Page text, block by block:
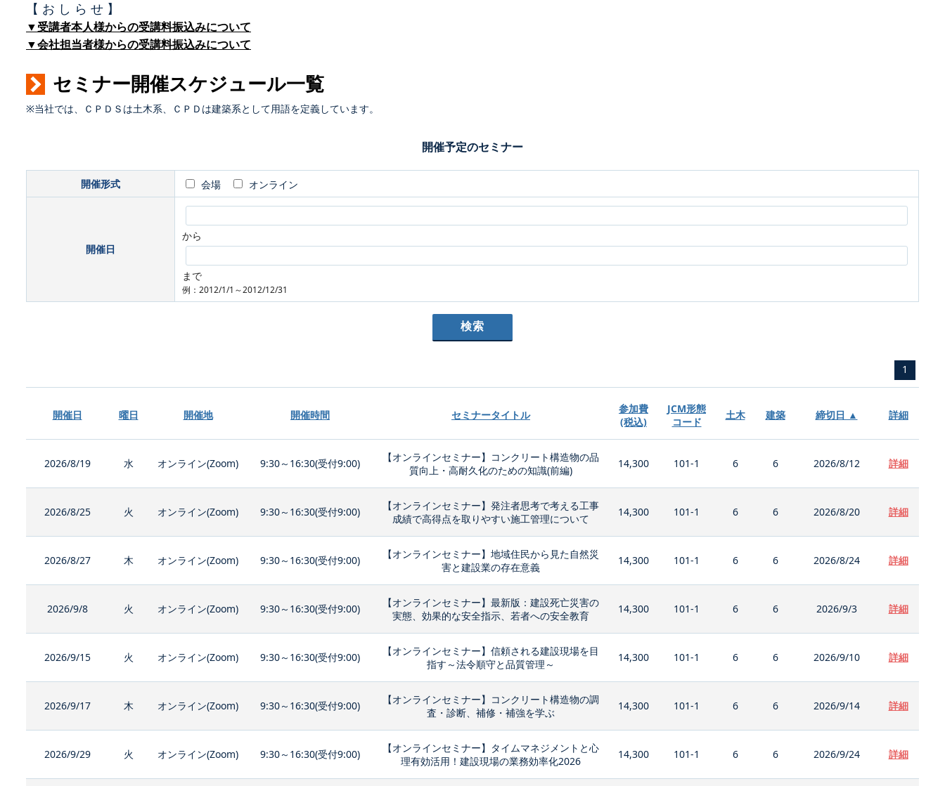
【 お し ら せ 】
▼受講者本人様からの受講料振込みについて
▼会社担当者様からの受講料振込みについて
セミナー開催スケジュール一覧
※当社では、ＣＰＤＳは土木系、ＣＰＤは建築系として用語を定義しています。
開催予定のセミナー
開催形式 会場 オンライン
開催日
から
まで
例：2012/1/1～2012/12/31
1
開催日 曜日 開催地 開催時間 セミナータイトル
参加費
(税込)
JCM形態
コード
土木 建築 締切日 ▲ 詳細
2026/8/19 水 オンライン(Zoom) 9:30～16:30(受付9:00)
【オンラインセミナー】コンクリート構造物の品
質向上・高耐久化のための知識(前編)
14,300 101-1 6 6 2026/8/12 詳細
2026/8/25 火 オンライン(Zoom) 9:30～16:30(受付9:00)
【オンラインセミナー】発注者思考で考える工事
成績で高得点を取りやすい施工管理について
14,300 101-1 6 6 2026/8/20 詳細
2026/8/27 木 オンライン(Zoom) 9:30～16:30(受付9:00)
【オンラインセミナー】地域住民から見た自然災
害と建設業の存在意義
14,300 101-1 6 6 2026/8/24 詳細
2026/9/8 火 オンライン(Zoom) 9:30～16:30(受付9:00)
【オンラインセミナー】最新版：建設死亡災害の
実態、効果的な安全指示、若者への安全教育
14,300 101-1 6 6 2026/9/3 詳細
2026/9/15 火 オンライン(Zoom) 9:30～16:30(受付9:00)
【オンラインセミナー】信頼される建設現場を目
指す～法令順守と品質管理～
14,300 101-1 6 6 2026/9/10 詳細
2026/9/17 木 オンライン(Zoom) 9:30～16:30(受付9:00)
【オンラインセミナー】コンクリート構造物の調
査・診断、補修・補強を学ぶ
14,300 101-1 6 6 2026/9/14 詳細
2026/9/29 火 オンライン(Zoom) 9:30～16:30(受付9:00)
【オンラインセミナー】タイムマネジメントと心
理有効活用！建設現場の業務効率化2026
14,300 101-1 6 6 2026/9/24 詳細